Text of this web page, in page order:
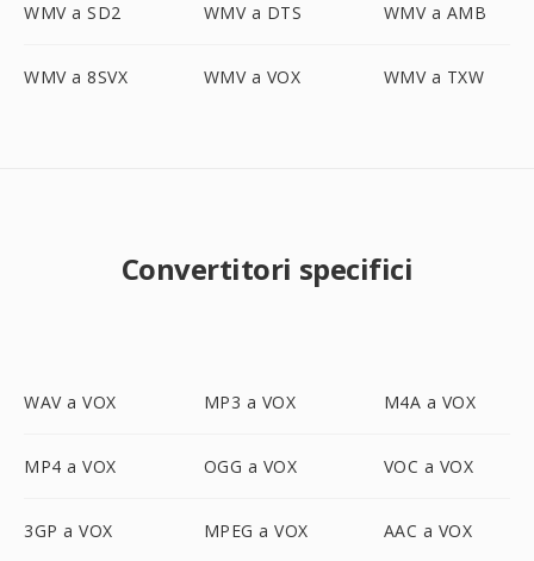
WMV a SD2 WMV a DTS WMV a AMB
WMV a 8SVX WMV a VOX WMV a TXW
Convertitori specifici
WAV a VOX MP3 a VOX M4A a VOX
MP4 a VOX OGG a VOX VOC a VOX
3GP a VOX MPEG a VOX AAC a VOX